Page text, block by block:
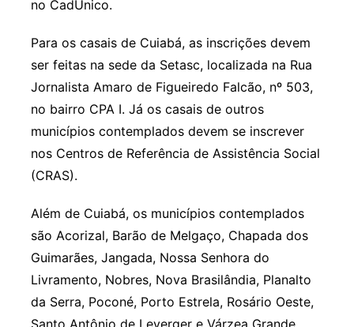
no CadÚnico.
Para os casais de Cuiabá, as inscrições devem
ser feitas na sede da Setasc, localizada na Rua
Jornalista Amaro de Figueiredo Falcão, nº 503,
no bairro CPA I. Já os casais de outros
municípios contemplados devem se inscrever
nos Centros de Referência de Assistência Social
(CRAS).
Além de Cuiabá, os municípios contemplados
são Acorizal, Barão de Melgaço, Chapada dos
Guimarães, Jangada, Nossa Senhora do
Livramento, Nobres, Nova Brasilândia, Planalto
da Serra, Poconé, Porto Estrela, Rosário Oeste,